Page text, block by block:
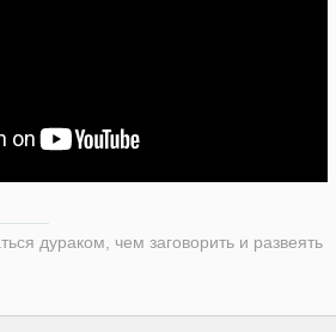
дураком, чем заговорить и развеять